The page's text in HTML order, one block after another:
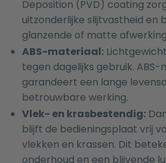
Deposition (PVD) coating
uitzonderlijke slijtvastheid en
glanzende of matte
ABS-materiaal:
tegen dagelijks gebruik.
garandeert een lange
betrouwbare werking.
Vlek- en krasbestendig:
blijft de bedieningsplaat vrij
vlekken en krassen. Dit
onderhoud en een blijvende